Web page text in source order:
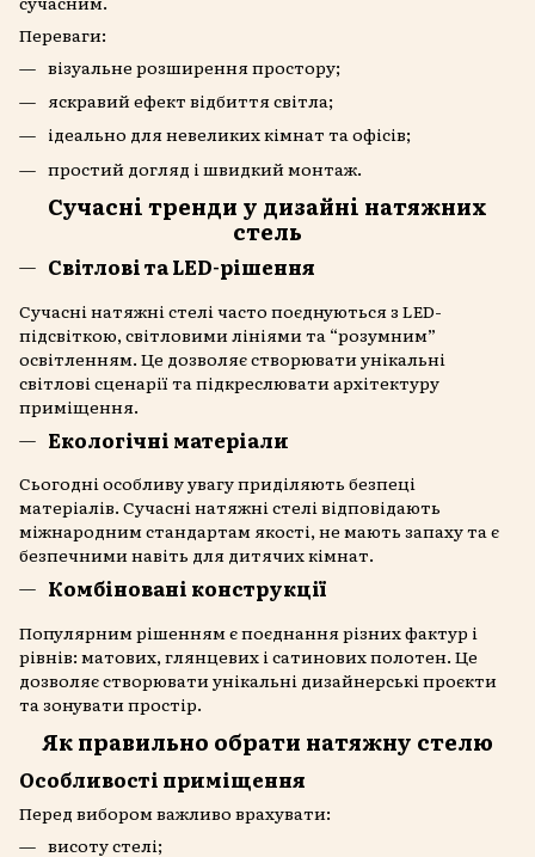
Переваги:
візуальне розширення простору;
яскравий ефект відбиття світла;
ідеально для невеликих кімнат та офісів;
простий догляд і швидкий монтаж.
Сучасні тренди у дизайні натяжних
стель
Світлові та LED-рішення
Сучасні натяжні стелі часто поєднуються з LED-
підсвіткою, світловими лініями та “розумним”
освітленням. Це дозволяє створювати унікальні
світлові сценарії та підкреслювати архітектуру
приміщення.
Екологічні матеріали
Сьогодні особливу увагу приділяють безпеці
матеріалів. Сучасні натяжні стелі відповідають
міжнародним стандартам якості, не мають запаху та є
безпечними навіть для дитячих кімнат.
Комбіновані конструкції
Популярним рішенням є поєднання різних фактур і
рівнів: матових, глянцевих і сатинових полотен. Це
дозволяє створювати унікальні дизайнерські проєкти
та зонувати простір.
Як правильно обрати натяжну стелю
Особливості приміщення
Перед вибором важливо врахувати:
висоту стелі;